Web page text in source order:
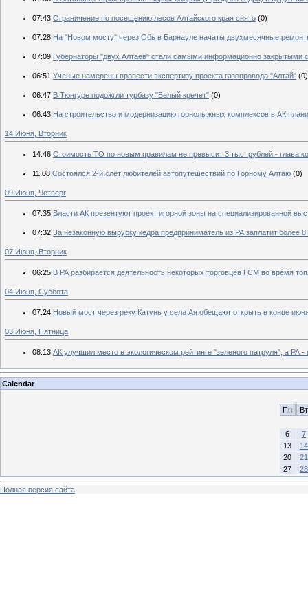
07:43 Ограничение по посещению лесов Алтайского края снято (0)
07:28 На "Новом мосту" через Обь в Барнауле начаты двухмесячные
07:09 Губернаторы "двух Алтаев" стали самыми информационно закрытыми
06:51 Ученые намерены провести экспертизу проекта газопровода "Алтай" (0)
06:47 В Тюнгуре подожгли турбазу "Белый кречет" (0)
06:43 На строительство и модернизацию горнолыжных комплексов в АК
14 Июня, Вторник
14:46 Стоимость ТО по новым правилам не превысит 3 тыс. рублей - глава
11:08 Состоялся 2-й слёт любителей автопутешествий по Горному Алтаю (0)
09 Июня, Четверг
07:35 Власти АК презентуют проект игорной зоны на специализированной
07:32 За незаконную вырубку кедра предприниматель из РА заплатит более
07 Июня, Вторник
06:25 В РА разбирается деятельность некоторых торговцев ГСМ во время
04 Июня, Суббота
07:24 Новый мост через реку Катунь у села Ая обещают открыть в конце
03 Июня, Пятница
08:13 АК улучшил место в экологическом рейтинге "зеленого патруля", а РА
Calendar
Пн Вт
6
7
13
14
20
21
27
28
Полная версия сайта